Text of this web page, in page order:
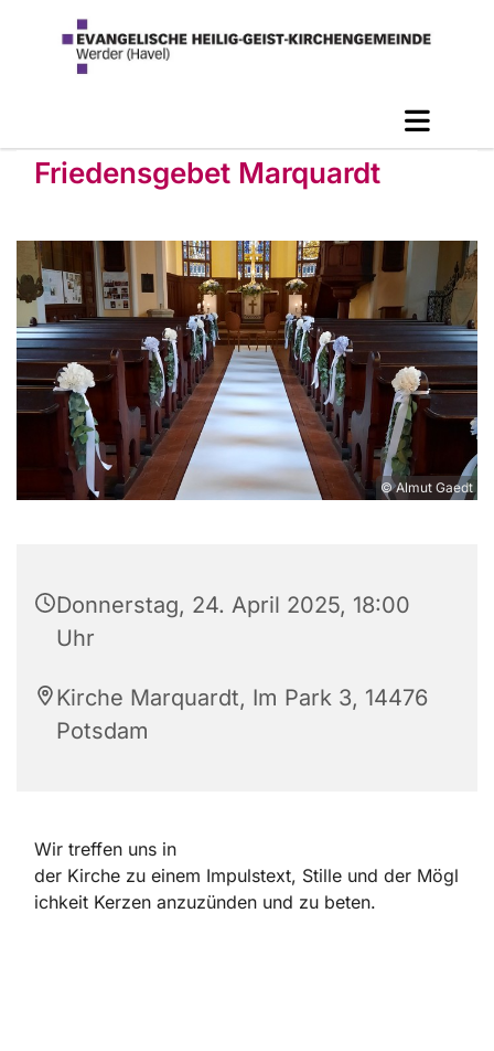
Friedensgebet Marquardt
© Almut Gaedt
Donnerstag, 24. April 2025, 18:00
Uhr
Kirche Marquardt, Im Park 3, 14476
Potsdam
Wir treffen uns in
der Kirche zu einem Impulstext, Stille und der Mögl
ichkeit Kerzen anzuzünden und zu beten.